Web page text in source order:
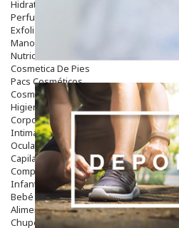
Hidratantes Corporales
Perfumes Y Colonias
Exfoliantes Corporales
Manos Y Uñas
Nutricosmética
Cosmetica De Pies
Pacs Cosméticos
Cosmetica Facial Piel Sensible
Higiene
Corporal
Intima
Ocular
Capilar
Complementos
Infantil
Bebé
Alimentación Y Complementos
Chupetes Y Mordedores